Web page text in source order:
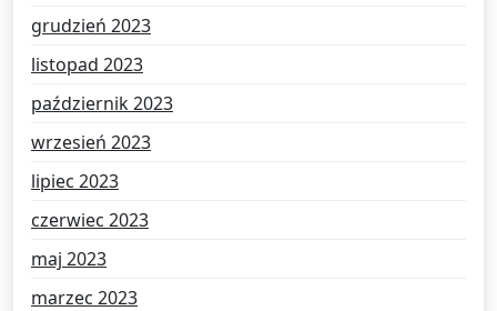
grudzień 2023
listopad 2023
październik 2023
wrzesień 2023
lipiec 2023
czerwiec 2023
maj 2023
marzec 2023